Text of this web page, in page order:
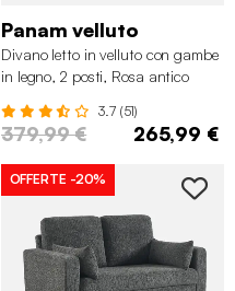
Panam velluto
Divano letto in velluto con gambe
in legno, 2 posti, Rosa antico
3.7 (51)
379,99 € 265,99 €
OFFERTE -20%